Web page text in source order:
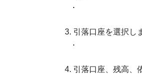
引落口座を選択し
引落口座、残高、